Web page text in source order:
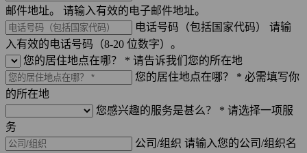
邮件地址。
请输入有效的电子邮件地址。
电话号码（包括国家代码）
请输
入有效的电话号码（8-20 位数字）。
您的居住地点在哪？ * 请告诉我们您的所在地
您的居住地点在哪？ * 必需填写你
的所在地
您感兴趣的服务是甚么？ * 请选择一项服
务
公司/组织 请输入您的公司/组织名